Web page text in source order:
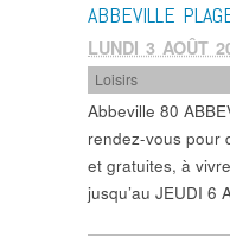
ABBEVILLE
LUNDI 3 AOÛT
Loisirs
Abbeville 80
rendez-vous pour
et gratuites, à
jusqu’au JEUDI 6